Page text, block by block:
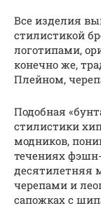
Все изделия
стилистикой
логотипами,
конечно же,
Плейном,
Подобная
стилистики
модников,
течениях
десятилетняя
черепами и
сапожках с